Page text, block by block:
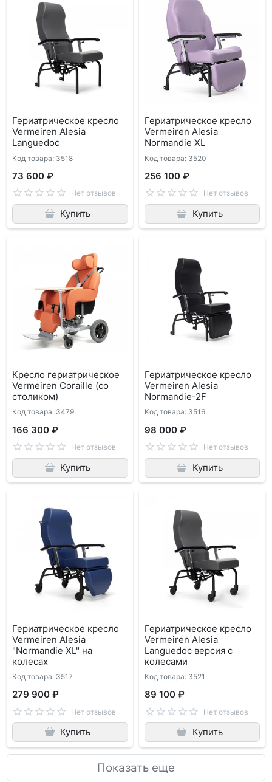
Гериатрическое кресло
Vermeiren Alesia
Languedoc
Код товара: 3518
73 600 ₽
Нет отзывов
Купить
Гериатрическое кресло
Vermeiren Alesia
Normandie XL
Код товара: 3520
256 100 ₽
Нет отзывов
Купить
Кресло гериатрическое
Vermeiren Coraille (со
столиком)
Код товара: 3479
166 300 ₽
Нет отзывов
Купить
Гериатрическое кресло
Vermeiren Alesia
Normandie-2F
Код товара: 3516
98 000 ₽
Нет отзывов
Купить
Гериатрическое кресло
Vermeiren Alesia
"Normandie XL" на
колесах
Код товара: 3517
279 900 ₽
Нет отзывов
Купить
Гериатрическое кресло
Vermeiren Alesia
Languedoc версия с
колесами
Код товара: 3521
89 100 ₽
Нет отзывов
Купить
Показать еще